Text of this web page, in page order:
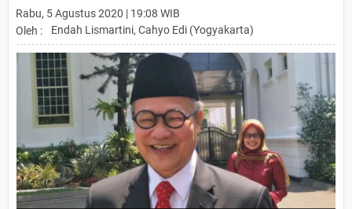
Rabu, 5 Agustus 2020 | 19:08 WIB
Oleh :
Endah Lismartini, Cahyo Edi (Yogyakarta)